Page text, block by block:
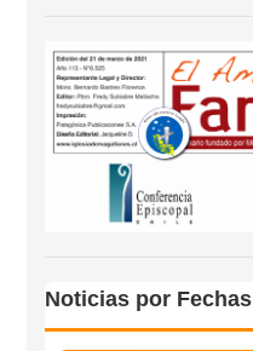
Noticias por Fechas